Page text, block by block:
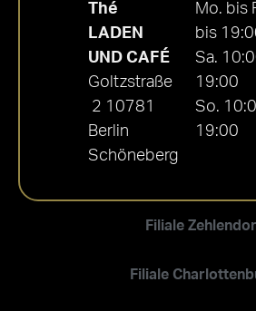
Filiale
Filiale
Thé
LADEN
UND CAFÉ
Goltzstraße
2 10781
Berlin
Schöneberg
Mo. bis
bis
Sa.
19:00
So.
19:00